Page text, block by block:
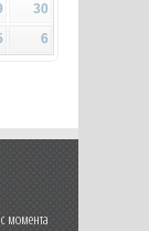
30
6
момента